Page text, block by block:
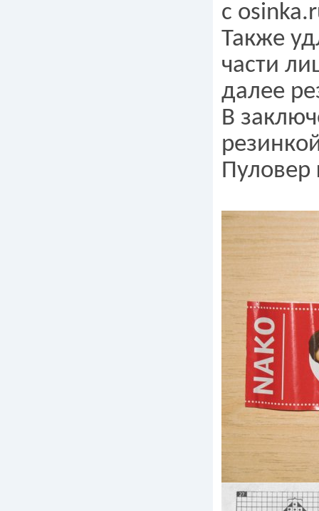
с
Также
части
далее
В
Пуловер